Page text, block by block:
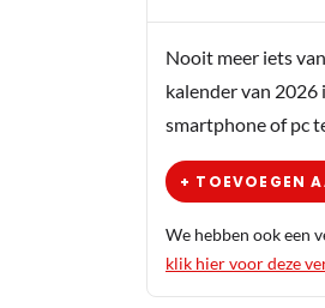
Nooit meer iets
kalender van 2026
smartphone of pc
+ TOEVOEGEN
We hebben ook een
klik hier voor deze